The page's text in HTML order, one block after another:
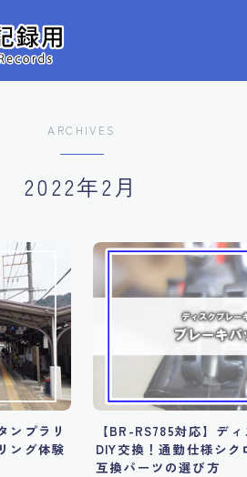
ARCHIVES
2022年2月
ンプラリ
ング体験
【BR-RS785対応】デ
DIY交換！通勤仕様シ
互換パーツの選び方